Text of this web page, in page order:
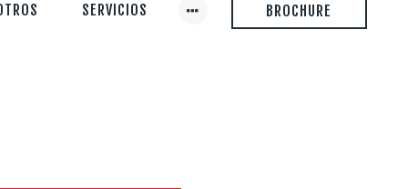
SERVICIOS BROCHURE